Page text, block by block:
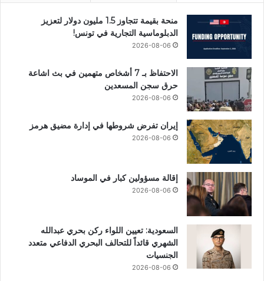
منحة بقيمة تتجاوز 1.5 مليون دولار لتعزيز
الدبلوماسية التجارية في تونس!
2026-08-06
الاحتفاظ بـ 7 أشخاص متهمين في بث اشاعة
حرق سجن المسعدين
2026-08-06
إيران تفرض شروطها في إدارة مضيق هرمز
2026-08-06
إقالة مسؤولين كبار في الموساد
2026-08-06
السعودية: تعيين اللواء ركن بحري عبدالله
الشهري قائداً للتحالف البحري الدفاعي متعدد
الجنسيات
2026-08-06